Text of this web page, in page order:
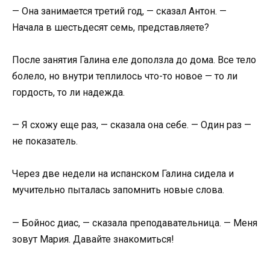
— Она занимается третий год, — сказал Антон. —
Начала в шестьдесят семь, представляете?
После занятия Галина еле доползла до дома. Все тело
болело, но внутри теплилось что-то новое — то ли
гордость, то ли надежда.
— Я схожу еще раз, — сказала она себе. — Один раз —
не показатель.
Через две недели на испанском Галина сидела и
мучительно пыталась запомнить новые слова.
— Бойнос диас, — сказала преподавательница. — Меня
зовут Мария. Давайте знакомиться!